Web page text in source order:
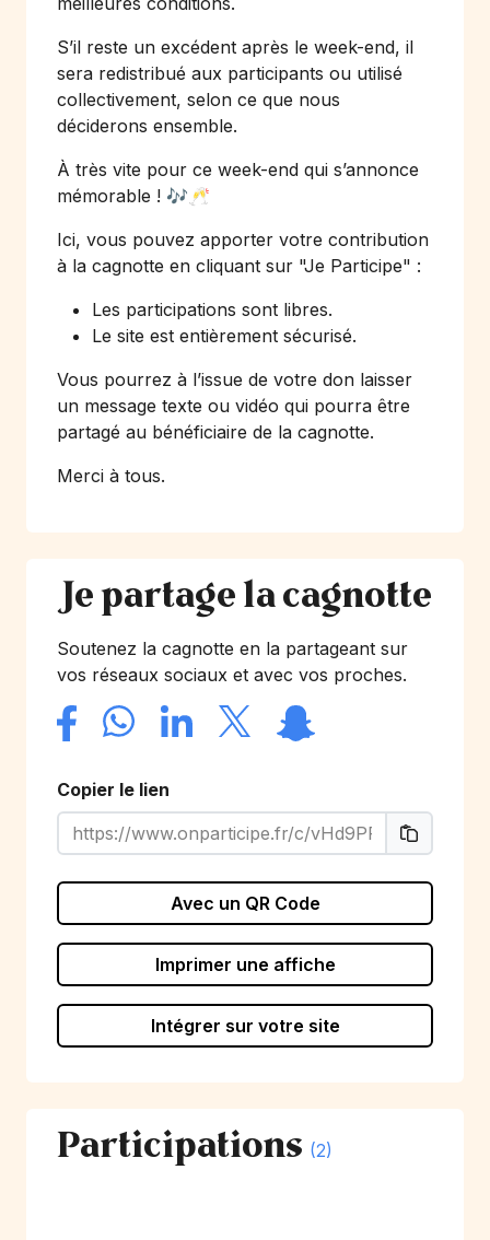
S’il reste un excédent après le week-end, il
sera redistribué aux participants ou utilisé
collectivement, selon ce que nous
déciderons ensemble.
À très vite pour ce week-end qui s’annonce
mémorable ! 🎶🥂
Ici, vous pouvez apporter votre contribution
à la cagnotte en cliquant sur "Je Participe" :
Les participations sont libres.
Le site est entièrement sécurisé.
Vous pourrez à l’issue de votre don laisser
un message texte ou vidéo qui pourra être
partagé au bénéficiaire de la cagnotte.
Merci à tous.
Je partage la cagnotte
Soutenez la cagnotte en la partageant sur
vos réseaux sociaux et avec vos proches.
Copier le lien
Avec un QR Code
Imprimer une affiche
Intégrer sur votre site
Participations (2)